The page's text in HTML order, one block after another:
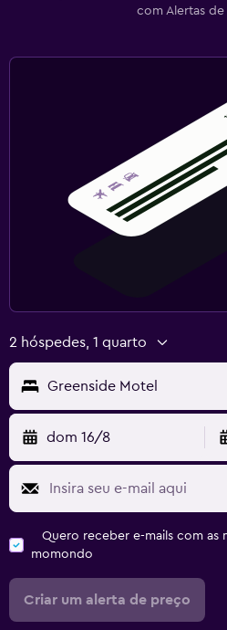
com Alertas
2 hóspedes, 1 quarto
Greenside Motel
dom 16/8
Quero receber e-mails com as
momondo
Criar um alerta de preço